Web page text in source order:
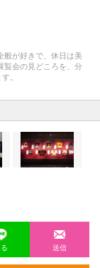
般が好きで、休日は美
覧会の見どころを、分
。
送信